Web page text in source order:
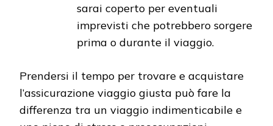
sarai coperto per eventuali
imprevisti che potrebbero sorgere
prima o durante il viaggio.
Prendersi il tempo per trovare e acquistare
l’assicurazione viaggio giusta può fare la
differenza tra un viaggio indimenticabile e